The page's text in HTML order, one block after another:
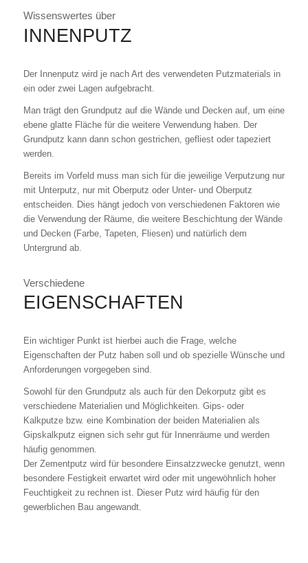
Wissenswertes über
INNENPUTZ
Der Innenputz wird je nach Art des verwendeten Putzmaterials in
ein oder zwei Lagen aufgebracht.
Man trägt den Grundputz auf die Wände und Decken auf, um eine
ebene glatte Fläche für die weitere Verwendung haben. Der
Grundputz kann dann schon gestrichen, gefliest oder tapeziert
werden.
Bereits im Vorfeld muss man sich für die jeweilige Verputzung nur
mit Unterputz, nur mit Oberputz oder Unter- und Oberputz
entscheiden. Dies hängt jedoch von verschiedenen Faktoren wie
die Verwendung der Räume, die weitere Beschichtung der Wände
und Decken (Farbe, Tapeten, Fliesen) und natürlich dem
Untergrund ab.
Verschiedene
EIGENSCHAFTEN
Ein wichtiger Punkt ist hierbei auch die Frage, welche
Eigenschaften der Putz haben soll und ob spezielle Wünsche und
Anforderungen vorgegeben sind.
Sowohl für den Grundputz als auch für den Dekorputz gibt es
verschiedene Materialien und Möglichkeiten. Gips- oder
Kalkputze bzw. eine Kombination der beiden Materialien als
Gipskalkputz eignen sich sehr gut für Innenräume und werden
häufig genommen.
Der Zementputz wird für besondere Einsatzzwecke genutzt, wenn
besondere Festigkeit erwartet wird oder mit ungewöhnlich hoher
Feuchtigkeit zu rechnen ist. Dieser Putz wird häufig für den
gewerblichen Bau angewandt.